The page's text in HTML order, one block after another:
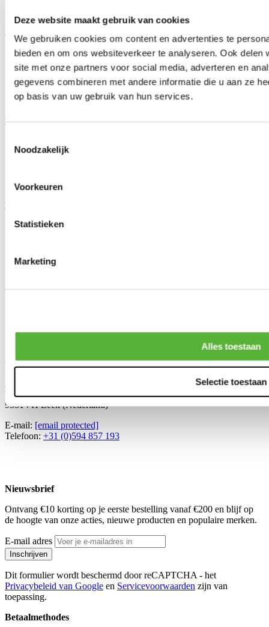
Deze website maakt gebruik van cookies
We gebruiken cookies om content en advertenties te
bieden en om ons websiteverkeer te analyseren. Ook
site met onze partners voor social media, adverteren en
gegevens combineren met andere informatie die u aan ze
op basis van uw gebruik van hun services.
Noodzakelijk
Voorkeuren
Statistieken
Marketing
Alles toestaan
Selectie toestaan
Vragen/Problemen/Help
Voorwaarden
Algemene Voorwaarden
Privacy Policy
Garantie & Service
Retour
Copyright
Handige links
Compressie calculator
Honda olie & vloeistof
Modelinformatie
Honda S2000
Honda CR-V
Honda Prelude
Over A4H-TECH
Missie & Visie
Contact
Van 't Hoffstraat 5
9351VH Leek (Nederland)
E-mail: [email protected]
Telefoon: +31 (0)594 857 193
Nieuwsbrief
Ontvang €10 korting op je eerste bestelling vanaf €200 en blijf op
de hoogte van onze acties, nieuwe producten en populaire merken.
E-mail adres
Inschrijven
Dit formulier wordt beschermd door reCAPTCHA - het
Privacybeleid van Google en Servicevoorwaarden zijn van
toepassing.
Betaalmethodes